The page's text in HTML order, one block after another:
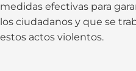
medidas efectivas para
los ciudadanos y que se
estos actos violentos.